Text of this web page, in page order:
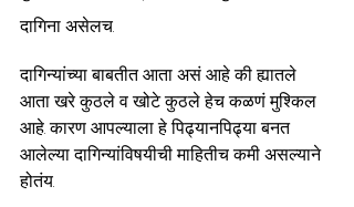
दागिना असेलच.
दागिन्यांच्या बाबतीत आता असं आहे की ह्यातले
आता खरे कुठले व खोटे कुठले हेच कळणं मुश्किल
आहे. कारण आपल्याला हे पिढ्यानपिढ्या बनत
आलेल्या दागिन्यांविषयीची माहितीच कमी असल्याने
होतंय.